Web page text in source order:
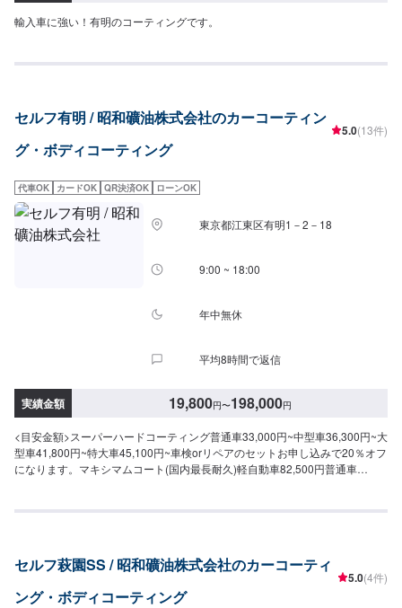
輸入車に強い！有明のコーティングです。
セルフ有明 / 昭和礦油株式会社のカーコーティン
グ・ボディコーティング
5.0(13件)
代車OK カードOK QR決済OK ローンOK
東京都江東区有明1－2－18
9:00 ~ 18:00
年中無休
平均8時間で返信
実績金額 19,800円〜198,000円
<目安金額>スーパーハードコーティング普通車33,000円~中型車36,300円~大
型車41,800円~特大車45,100円~車検orリペアのセットお申し込みで20％オフ
になります。マキシマムコート(国内最長耐久)軽自動車82,500円普通車
型車165,000円特大車198,000円グラスシールドコーティング(超光沢・撥水)
入車4,400円
セルフ萩園SS / 昭和礦油株式会社のカーコーティ
ング・ボディコーティング
5.0(4件)